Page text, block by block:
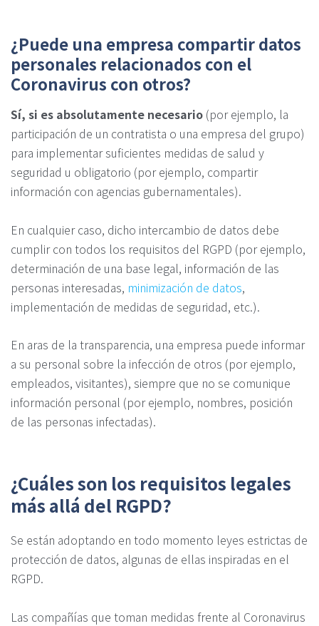
¿Puede una empresa compartir datos
personales relacionados con el
Coronavirus con otros?
Sí, si es absolutamente necesario (por ejemplo, la
participación de un contratista o una empresa del grupo)
para implementar suficientes medidas de salud y
seguridad u obligatorio (por ejemplo, compartir
información con agencias gubernamentales).
En cualquier caso, dicho intercambio de datos debe
cumplir con todos los requisitos del RGPD (por ejemplo,
determinación de una base legal, información de las
personas interesadas, minimización de datos,
implementación de medidas de seguridad, etc.).
En aras de la transparencia, una empresa puede informar
a su personal sobre la infección de otros (por ejemplo,
empleados, visitantes), siempre que no se comunique
información personal (por ejemplo, nombres, posición
de las personas infectadas).
¿Cuáles son los requisitos legales
más allá del RGPD?
Se están adoptando en todo momento leyes estrictas de
protección de datos, algunas de ellas inspiradas en el
RGPD.
Las compañías que toman medidas frente al Coronavirus